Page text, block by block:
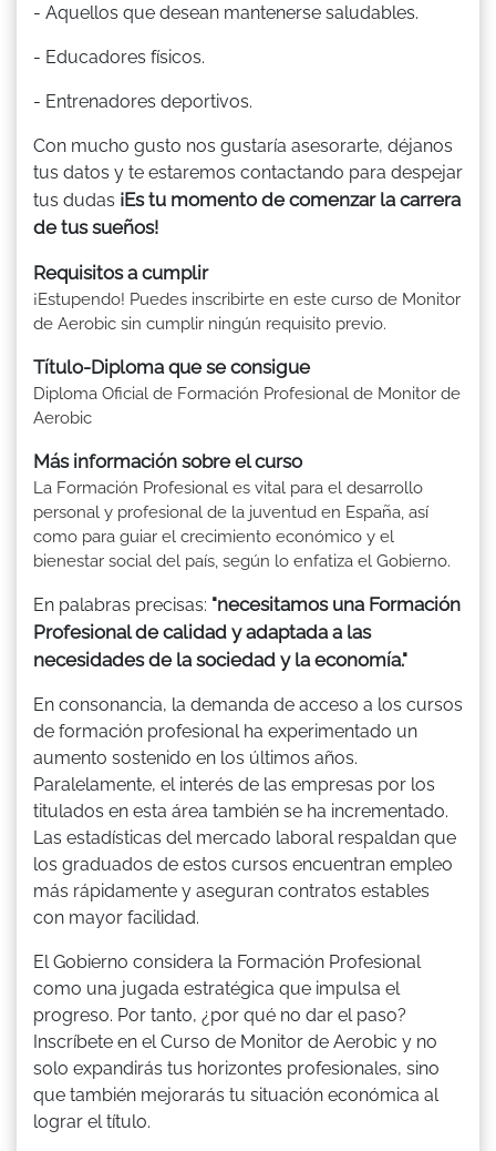
- Aquellos que desean mantenerse saludables.
- Educadores físicos.
- Entrenadores deportivos.
Con mucho gusto nos gustaría asesorarte, déjanos
tus datos y te estaremos contactando para despejar
tus dudas ¡Es tu momento de comenzar la carrera
de tus sueños!
Requisitos a cumplir
¡Estupendo! Puedes inscribirte en este curso de Monitor
de Aerobic sin cumplir ningún requisito previo.
Título-Diploma que se consigue
Diploma Oficial de Formación Profesional de Monitor de
Aerobic
Más información sobre el curso
La Formación Profesional es vital para el desarrollo
personal y profesional de la juventud en España, así
como para guiar el crecimiento económico y el
bienestar social del país, según lo enfatiza el Gobierno.
En palabras precisas: "necesitamos una Formación
Profesional de calidad y adaptada a las
necesidades de la sociedad y la economía."
En consonancia, la demanda de acceso a los cursos
de formación profesional ha experimentado un
aumento sostenido en los últimos años.
Paralelamente, el interés de las empresas por los
titulados en esta área también se ha incrementado.
Las estadísticas del mercado laboral respaldan que
los graduados de estos cursos encuentran empleo
más rápidamente y aseguran contratos estables
con mayor facilidad.
El Gobierno considera la Formación Profesional
como una jugada estratégica que impulsa el
progreso. Por tanto, ¿por qué no dar el paso?
Inscríbete en el Curso de Monitor de Aerobic y no
solo expandirás tus horizontes profesionales, sino
que también mejorarás tu situación económica al
lograr el título.